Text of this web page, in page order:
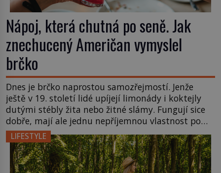
Nápoj, která chutná po seně. Jak
znechucený Američan vymyslel
brčko
Dnes je brčko naprostou samozřejmostí. Jenže
ještě v 19. století lidé upíjejí limonády i koktejly
dutými stébly žita nebo žitné slámy. Fungují sice
dobře, mají ale jednu nepříjemnou vlastnost po
chvíli se rozmáčejí a nápoji dodávají travnatou
příchuť. Právě tahle drobná nepříjemnost přivede
amerického výrobce cigaretových náustků k
nápadu, který změní způsob pití po celém […]
LIFESTYLE